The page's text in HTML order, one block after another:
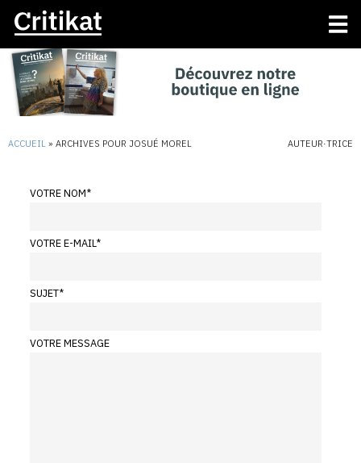
ACCUEIL » ARCHIVES POUR JOSUÉ MOREL AUTEUR·TRICE
VOTRE NOM*
VOTRE E-MAIL*
SUJET*
VOTRE MESSAGE